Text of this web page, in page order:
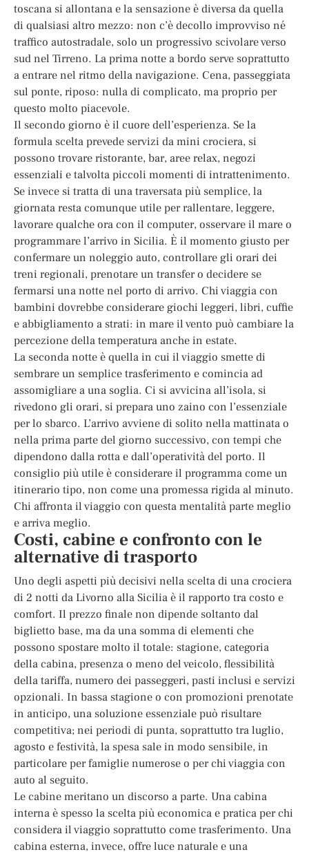
toscana si allontana e la sensazione è diversa da quella
di qualsiasi altro mezzo: non c’è decollo improvviso né
traffico autostradale, solo un progressivo scivolare verso
sud nel Tirreno. La prima notte a bordo serve soprattutto
a entrare nel ritmo della navigazione. Cena, passeggiata
sul ponte, riposo: nulla di complicato, ma proprio per
questo molto piacevole.
Il secondo giorno è il cuore dell’esperienza. Se la
formula scelta prevede servizi da mini crociera, si
possono trovare ristorante, bar, aree relax, negozi
essenziali e talvolta piccoli momenti di intrattenimento.
Se invece si tratta di una traversata più semplice, la
giornata resta comunque utile per rallentare, leggere,
lavorare qualche ora con il computer, osservare il mare o
programmare l’arrivo in Sicilia. È il momento giusto per
confermare un noleggio auto, controllare gli orari dei
treni regionali, prenotare un transfer o decidere se
fermarsi una notte nel porto di arrivo. Chi viaggia con
bambini dovrebbe considerare giochi leggeri, libri, cuffie
e abbigliamento a strati: in mare il vento può cambiare la
percezione della temperatura anche in estate.
La seconda notte è quella in cui il viaggio smette di
sembrare un semplice trasferimento e comincia ad
assomigliare a una soglia. Ci si avvicina all’isola, si
rivedono gli orari, si prepara uno zaino con l’essenziale
per lo sbarco. L’arrivo avviene di solito nella mattinata o
nella prima parte del giorno successivo, con tempi che
dipendono dalla rotta e dall’operatività del porto. Il
consiglio più utile è considerare il programma come un
itinerario tipo, non come una promessa rigida al minuto.
Chi affronta il viaggio con questa mentalità parte meglio
e arriva meglio.
Costi, cabine e confronto con le
alternative di trasporto
Uno degli aspetti più decisivi nella scelta di una crociera
di 2 notti da Livorno alla Sicilia è il rapporto tra costo e
comfort. Il prezzo finale non dipende soltanto dal
biglietto base, ma da una somma di elementi che
possono spostare molto il totale: stagione, categoria
della cabina, presenza o meno del veicolo, flessibilità
della tariffa, numero dei passeggeri, pasti inclusi e servizi
opzionali. In bassa stagione o con promozioni prenotate
in anticipo, una soluzione essenziale può risultare
competitiva; nei periodi di punta, soprattutto tra luglio,
agosto e festività, la spesa sale in modo sensibile, in
particolare per famiglie numerose o per chi viaggia con
auto al seguito.
Le cabine meritano un discorso a parte. Una cabina
interna è spesso la scelta più economica e pratica per chi
considera il viaggio soprattutto come trasferimento. Una
cabina esterna, invece, offre luce naturale e una